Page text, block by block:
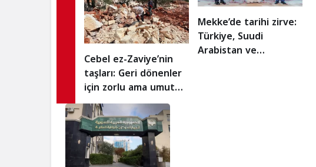
Cebel ez-Zaviye’nin
taşları: Geri dönenler
için zorlu ama umut
dolu bir iş kapısı!
Mekke’de tarihi zirve:
Türkiye, Suudi
Arabistan ve